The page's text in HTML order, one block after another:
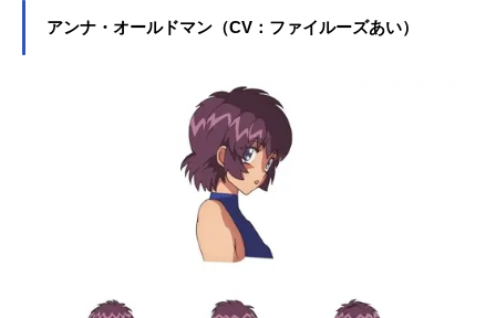
アンナ・オールドマン（CV：ファイルーズあい）